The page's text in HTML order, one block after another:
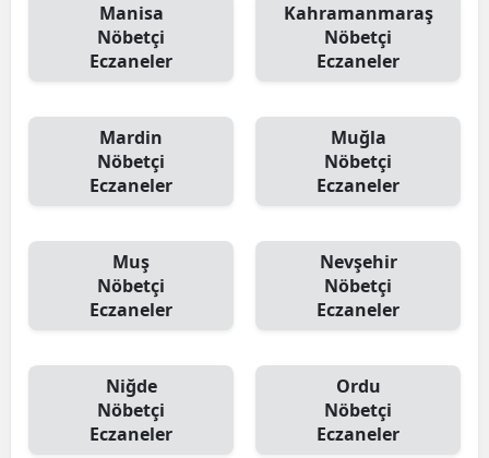
Manisa
Nöbetçi
Eczaneler
Kahramanmaraş
Nöbetçi
Eczaneler
Mardin
Nöbetçi
Eczaneler
Muğla
Nöbetçi
Eczaneler
Muş
Nöbetçi
Eczaneler
Nevşehir
Nöbetçi
Eczaneler
Niğde
Nöbetçi
Eczaneler
Ordu
Nöbetçi
Eczaneler